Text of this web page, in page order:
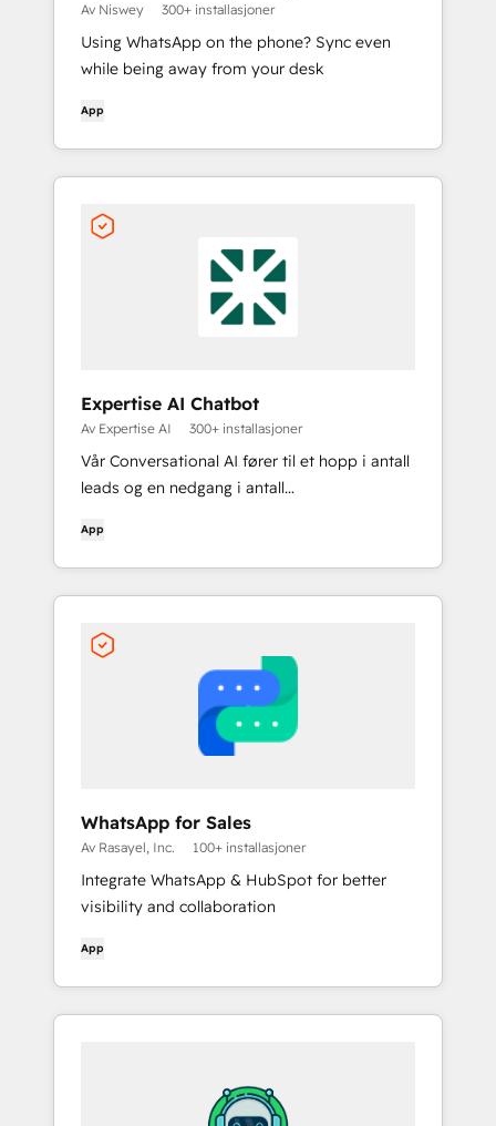
Av Niswey 300+ installasjoner
Using WhatsApp on the phone? Sync even
while being away from your desk
App
Expertise AI Chatbot
Av Expertise AI 300+ installasjoner
Vår Conversational AI fører til et hopp i antall
leads og en nedgang i antall
(tidligere merket som Chatsimple)
App
WhatsApp for Sales
Av Rasayel, Inc. 100+ installasjoner
Integrate WhatsApp & HubSpot for better
visibility and collaboration
App